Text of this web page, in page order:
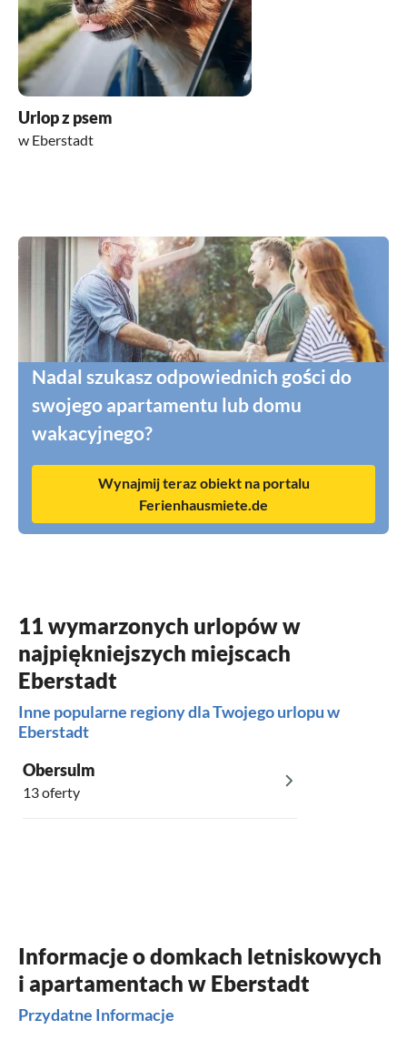
Urlop z psem
w Eberstadt
Nadal szukasz odpowiednich gości do
swojego apartamentu lub domu
wakacyjnego?
Wynajmij teraz obiekt na portalu
Ferienhausmiete.de
11 wymarzonych urlopów w
najpiękniejszych miejscach
Eberstadt
Inne popularne regiony dla Twojego urlopu w
Eberstadt
Obersulm
13 oferty
Informacje o domkach letniskowych
i apartamentach w Eberstadt
Przydatne Informacje